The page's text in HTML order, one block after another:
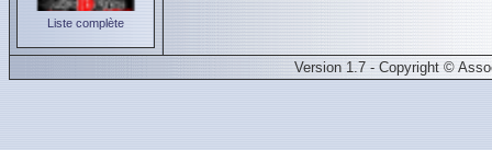
Liste complète
Version 1.7 - Copyright ©